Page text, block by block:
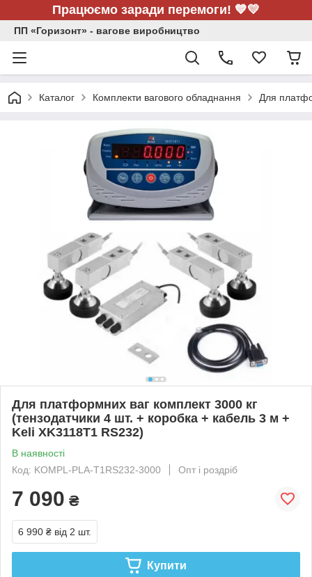
Працюємо заради перемоги! 💙💛
ПП «Горизонт» - вагове виробництво
Каталог Комплекти вагового обладнання Для
Для платформних ваг комплект 3000 кг
(тензодатчики 4 шт. + коробка + кабель 3 м +
Keli XK3118Т1 RS232)
В наявності
Код: KOMPL-PLA-Т1RS232-3000
Опт і роздріб
7 090 ₴
6 990 ₴ від 2 шт.
Купити